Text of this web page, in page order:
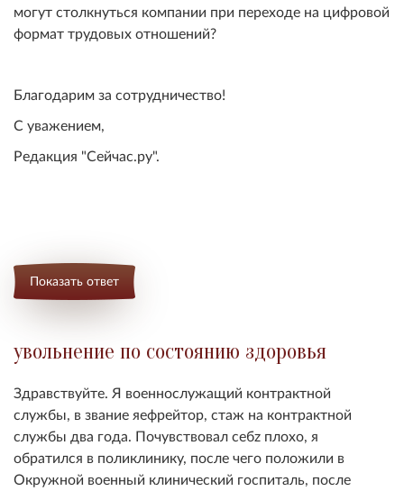
могут столкнуться компании при переходе на цифровой
формат трудовых отношений?
Благодарим за сотрудничество!
С уважением,
Редакция "Сейчас.ру".
Показать ответ
увольнение по состоянию здоровья
Здравствуйте. Я военнослужащий контрактной
службы, в звание яефрейтор, стаж на контрактной
службы два года. Почувствовал себz плохо, я
обратился в поликлинику, после чего положили в
Окружной военный клинический госпиталь, после